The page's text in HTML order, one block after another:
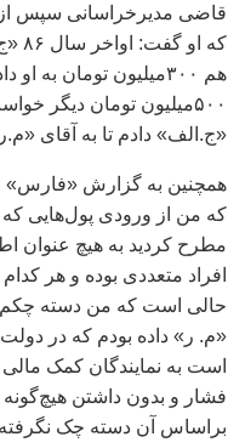
قاضی مديرخراسانی سپس
که
هم ۳۰۰‌ميليون تومان
«ج.الف» دادم تا به آقای
همچنين به گزارش «فارس»
مطرح کرديد به هيچ عنوان
افراد متعددی بوده و هر
حالی است که من دسته چکم
«م. ر» داده بودم که در
است به نمايندگان کمک
فشار و بدون داشتن
براساس آن دسته چک